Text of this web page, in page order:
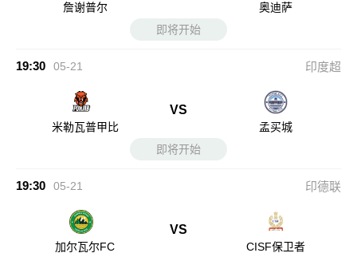
詹谢普尔
奥迪萨
即将开始
19:30 05-21 印度超
米勒瓦普甲比
VS
孟买城
即将开始
19:30 05-21 印德联
加尔瓦尔FC
VS
CISF保卫者